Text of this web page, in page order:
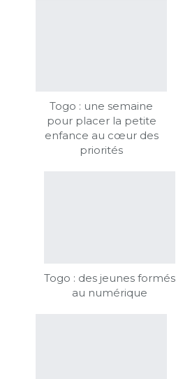
Togo : une semaine
pour placer la petite
enfance au cœur des
priorités
Togo : des jeunes formés
au numérique